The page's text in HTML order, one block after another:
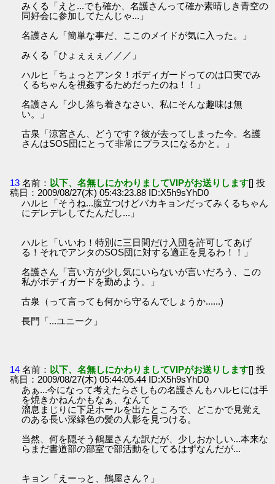
みくる「えと...でも確か、名護さんって確か素晴しき青空の
同好会に参加してたんじゃ...」
名護さん「簡単な事だ、ここのメイドが気に入った。」
みくる「ひょぇぇぇ／／／」
ハルヒ「ちょっとアンタ！ボディガードってのは口実でみ
くるちゃんを視姦するためだったのね！！」
名護さん「少し落ち着きなさい、私にそんな趣味は無
い。」
古泉「涼宮さん、どうです？彼が去ってしまった今。名護
さんはSOS団にとって非常にプラスになるかと。」
13 名前： 以下、名無しにかわりましてVIPがお送りします[] 投
稿日：2009/08/27(木) 05:43:23.88 ID:X5h9sYhD0
ハルヒ「そうね...腹立つけどバカキョンだってみくるちゃん
にデレデレしてたんだし...」
ハルヒ「いいわ！特別に三日間だけ入団を許可してあげ
る！それでアンタのSOS団に対する適正を見るわ！！」
名護さん「言い方が少し気にいらないが言いだろう、この
私がボディガードを勤めよう。」
古泉（って言っても何から守るんでしょうか......)
長門「...ユニーク」
14 名前： 以下、名無しにかわりましてVIPがお送りします[] 投
稿日：2009/08/27(木) 05:44:05.44 ID:X5h9sYhD0
あぁ...今になって考えたらさしもの名護さんもハルヒには手
を焼きかねんかもなぁ、なんて
溜息まじりに下足ホールを出たところで、どこかで見覚え
のある長い深緑色の髪の人影を見つける。
当然、何を隠そう鶴屋さんな訳だが、少しおかしい...本来な
らまだ書道部の部室で部活動をしてるはずなんだが...
キョン「えーっと、鶴屋さん？」